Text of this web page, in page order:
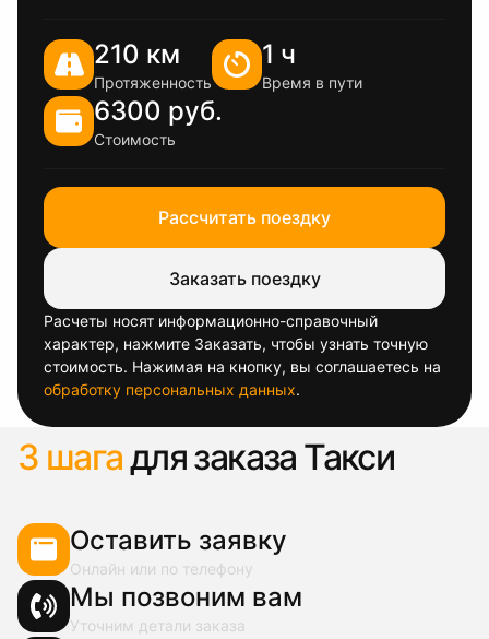
210 км
Протяженность
1 ч
Время в пути
6300 руб.
Стоимость
Рассчитать поездку
Заказать поездку
Расчеты носят информационно-справочный
характер, нажмите Заказать, чтобы узнать точную
стоимость. Нажимая на кнопку, вы соглашаетесь на
обработку персональных данных.
3 шагадля заказа Такси
Оставить заявку
Онлайн или по телефону
Мы позвоним вам
Уточним детали заказа